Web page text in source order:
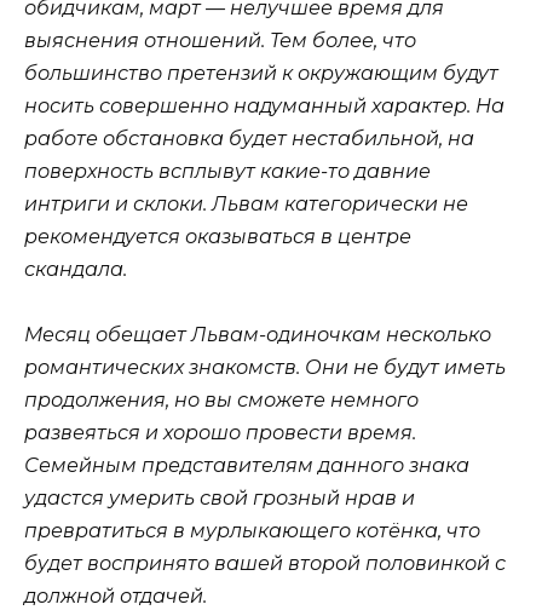
обидчикам, март — нелучшее время для
выяснения отношений. Тем более, что
большинство претензий к окружающим будут
носить совершенно надуманный характер. На
работе обстановка будет нестабильной, на
поверхность всплывут какие-то давние
интриги и склоки. Львам категорически не
рекомендуется оказываться в центре
скандала.
Месяц обещает Львам-одиночкам несколько
романтических знакомств. Они не будут иметь
продолжения, но вы сможете немного
развеяться и хорошо провести время.
Семейным представителям данного знака
удастся умерить свой грозный нрав и
превратиться в мурлыкающего котёнка, что
будет воспринято вашей второй половинкой с
должной отдачей.